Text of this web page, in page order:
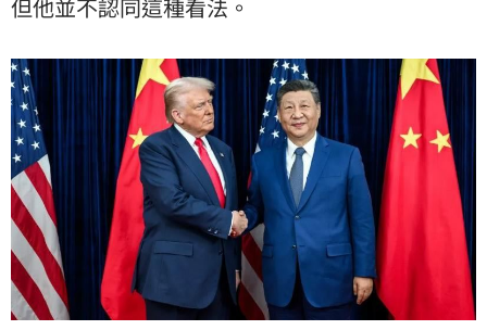
但他並不認同這種看法。